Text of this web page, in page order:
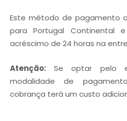
Este método de pagamento
para Portugal Continental
acréscimo de 24 horas na
Atenção: Se optar pelo
modalidade de
cobrança terá um custo